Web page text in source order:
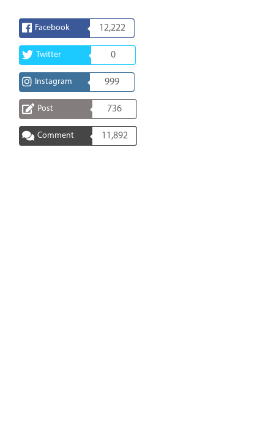
Facebook 12,222
Twitter 0
Instagram 999
Post 736
Comment 11,892